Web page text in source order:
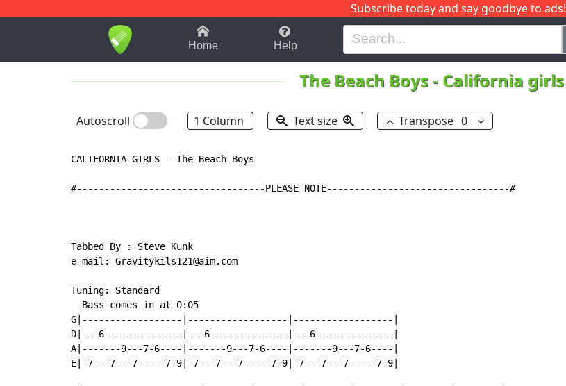
Subscribe today and say goodbye to ads!
1-9 B H I J
Home Help
The Beach Boys- California girls
Autoscroll 1 Column Text size Transpose 0
CALIFORNIA GIRLS - The Beach Boys
#----------------------------------PLEASE NOTE---------------------------------#
Tabbed By : Steve Kunk
e-mail: Gravitykils121@aim.com
Tuning: Standard
  Bass comes in at 0:05
G|------------------|------------------|------------------|
D|---6--------------|---6--------------|---6--------------|
A|-------9---7-6----|-------9---7-6----|-------9---7-6----|
E|-7---7---7-----7-9|-7---7---7-----7-9|-7---7---7-----7-9|